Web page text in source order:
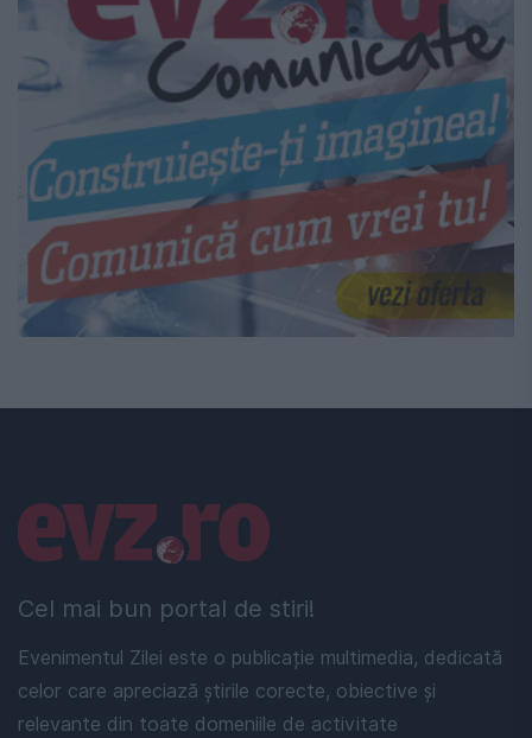
Cel mai bun portal de stiri!
Evenimentul Zilei este o publicație multimedia, dedicată
celor care apreciază știrile corecte, obiective și
relevante din toate domeniile de activitate
Linkuri utile